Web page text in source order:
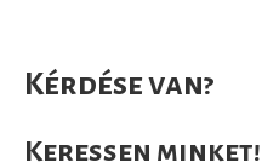
Kérdése van?
Keressen minket!